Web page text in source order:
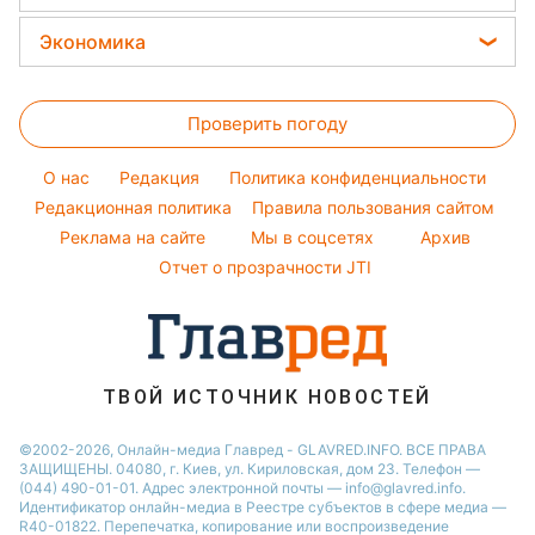
Новости Львова
Новости Днепра
Новости Тернополя
Новости Житомира
Новости моды
Советы от Андре Тана
София Ротару
Филипп Киркоров
Елена Зеленская
Ани Лорак
Кейт Миддлтон
Алла Пугачева
Закуски
Салаты
Простые блюда
Легкие десерты
Напитки
Стирка
Комнатные растения
Уборка
Авто
Экономика
Денежная помощь
Тарифы
Курс валют
Проверить погоду
O нас Редакция
Политика конфиденциальности
Редакционная политика
Правила пользования сайтом
Реклама на сайте
Мы в соцсетях
Архив
Отчет о прозрачности JTI
ТВОЙ ИСТОЧНИК НОВОСТЕЙ
©2002-2026, Онлайн-медиа Главред - GLAVRED.INFO. ВСЕ ПРАВА
ЗАЩИЩЕНЫ. 04080, г. Киев, ул. Кириловская, дом 23. Телефон —
(044) 490-01-01. Адрес электронной почты — info@glavred.info.
Идентификатор онлайн-медиа в Реестре cубъектов в сфере медиа —
R40-01822. Перепечатка, копирование или воспроизведение